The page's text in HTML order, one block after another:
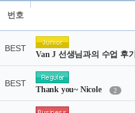
번호
BEST
Van J 선생님과의 수업 후기
BEST
Thank you~ Nicole 2